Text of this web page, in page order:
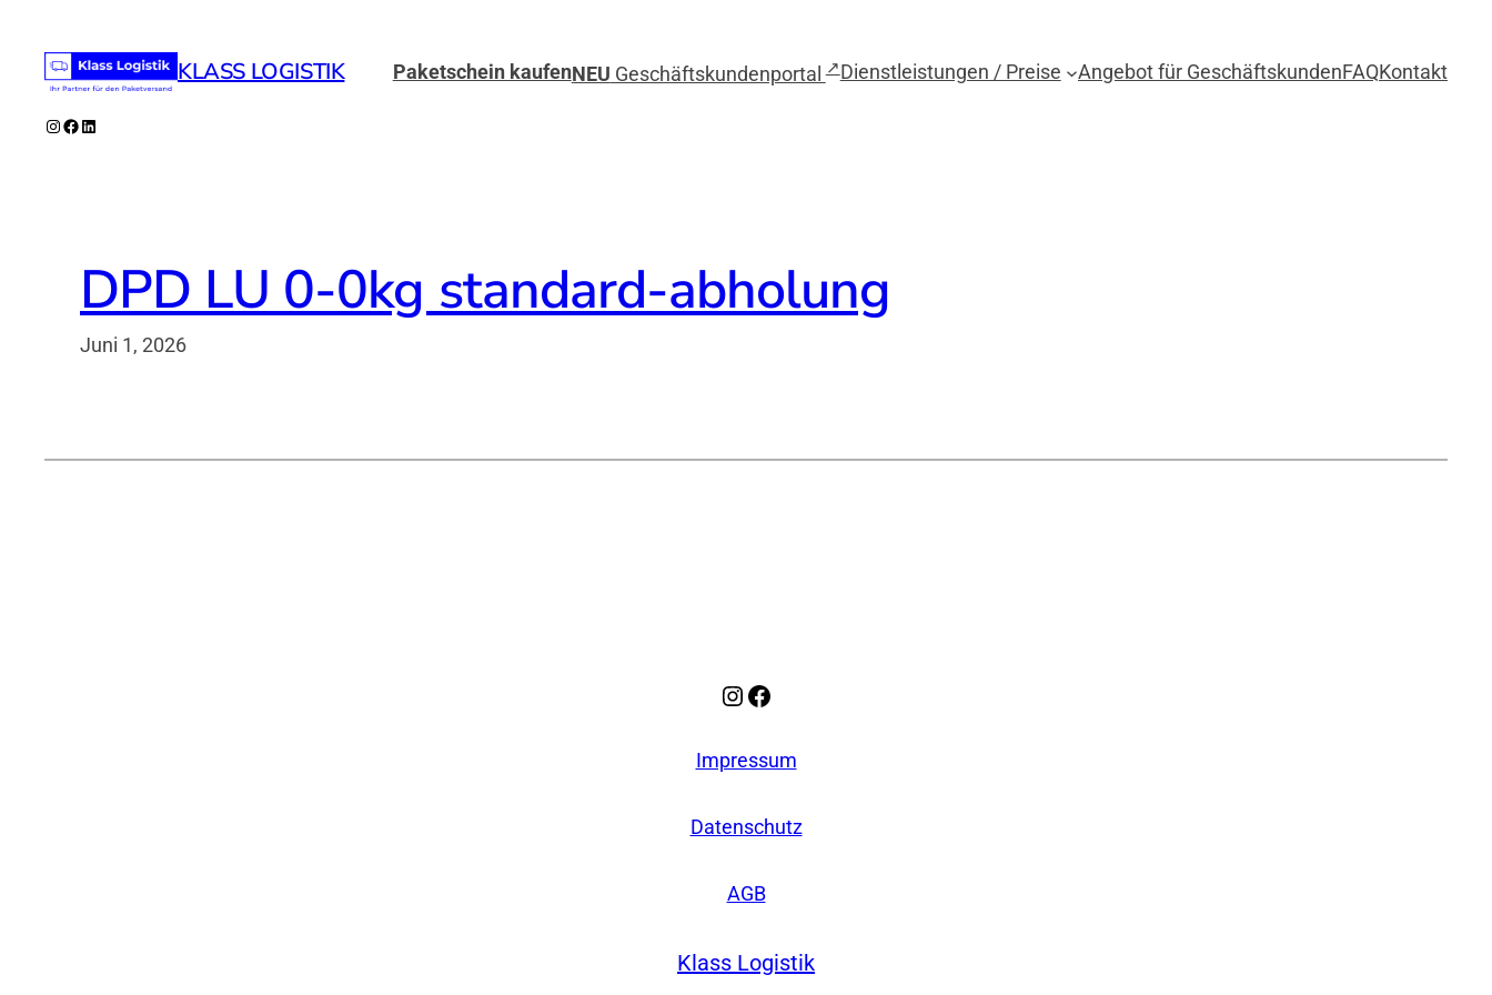
Inhalt
springen
KLASS LOGISTIK Paketschein kaufenNEU Geschäftskundenportal↗Dienstleistungen / Preise Angebot für GeschäftskundenFAQKontakt
Instagram
Facebook
LinkedIn
DPD LU 0-0kg standard-abholung
Juni 1, 2026
Instagram
Facebook
Impressum
Datenschutz
AGB
Klass Logistik